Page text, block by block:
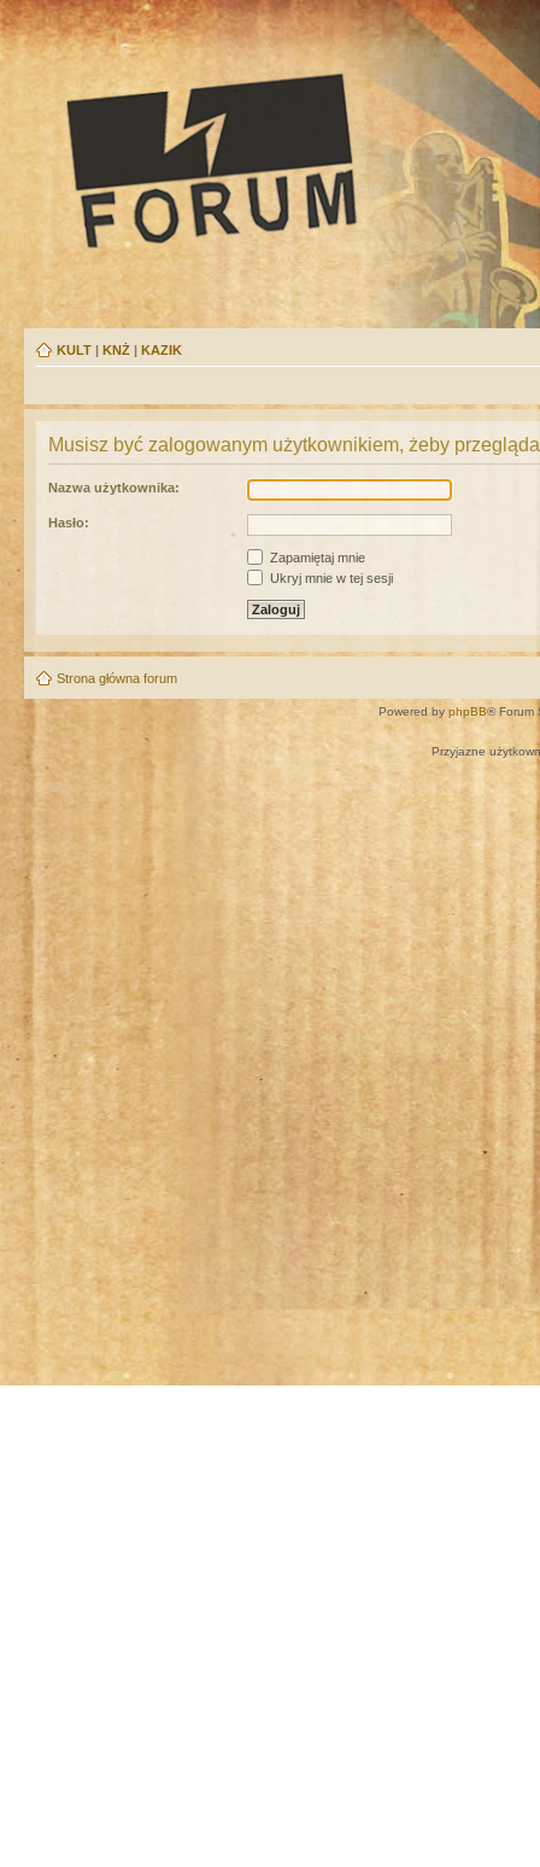
KULT | KNŻ | KAZIK
Musisz być zalogowanym użytkownikiem, żeby
Nazwa użytkownika:
Hasło:
Zapamiętaj mnie
Ukryj mnie w tej sesji
Strona główna forum
Powered by phpBB® Forum
Przyjazne